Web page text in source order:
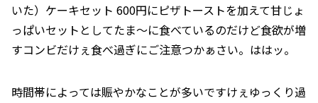
いた）ケーキセット 600円にピザトーストを加えて甘じょ
っぱいセットとしてたま～に食べているのだけど食欲が増
すコンビだけぇ食べ過ぎにご注意つかぁさい。ははッ。
時間帯によっては賑やかなことが多いですけぇゆっくり過